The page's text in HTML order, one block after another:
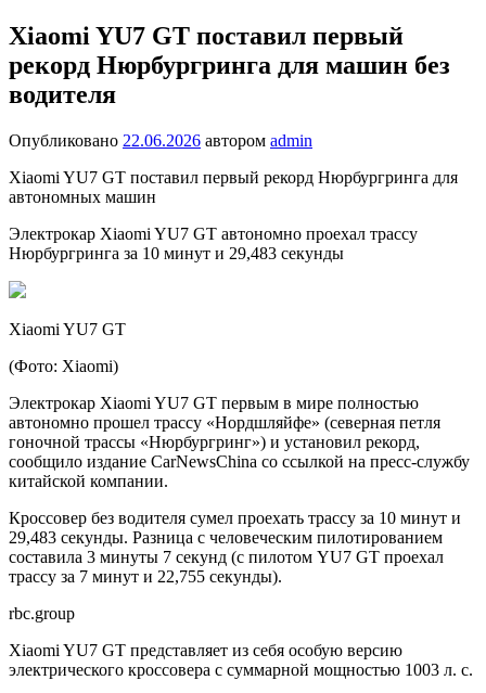
Xiaomi YU7 GT поставил первый
рекорд Нюрбургринга для машин без
водителя
Опубликовано 22.06.2026 автором admin
Xiaomi YU7 GT поставил первый рекорд Нюрбургринга для
автономных машин
Электрокар Xiaomi YU7 GT автономно проехал трассу
Нюрбургринга за 10 минут и 29,483 секунды
Xiaomi YU7 GT
(Фото: Xiaomi)
Электрокар Xiaomi YU7 GT первым в мире полностью
автономно прошел трассу «Нордшляйфе» (северная петля
гоночной трассы «Нюрбургринг») и установил рекорд,
сообщило издание CarNewsChina со ссылкой на пресс-службу
китайской компании.
Кроссовер без водителя сумел проехать трассу за 10 минут и
29,483 секунды. Разница с человеческим пилотированием
составила 3 минуты 7 секунд (с пилотом YU7 GT проехал
трассу за 7 минут и 22,755 секунды).
rbc.group
Xiaomi YU7 GT представляет из себя особую версию
электрического кроссовера с суммарной мощностью 1003 л. с.